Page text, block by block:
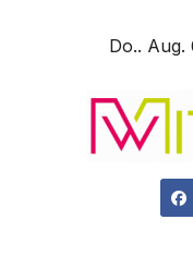
Do.. Aug.